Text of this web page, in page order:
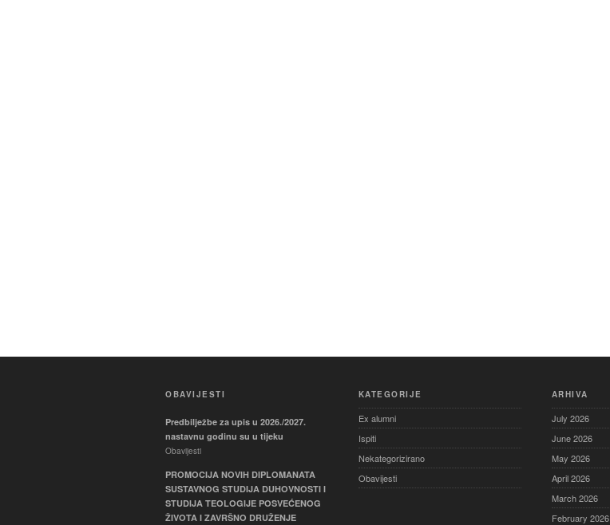
OBAVIJESTI
Predbilježbe za upis u 2026./2027.
nastavnu godinu su u tijeku
Obavijesti
PROMOCIJA NOVIH DIPLOMANATA
SUSTAVNOG STUDIJA DUHOVNOSTI I
STUDIJA TEOLOGIJE POSVEĆENOG
ŽIVOTA I ZAVRŠNO DRUŽENJE
KATEGORIJE
Ex alumni
Ispiti
Nekategorizirano
Obavijesti
ARHIVA
July 2026
June 2026
May 2026
April 2026
March 2026
February 2026